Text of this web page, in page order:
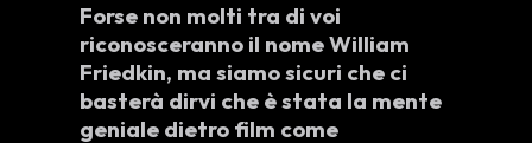
Forse non molti tra di voi
riconosceranno il nomeWilliam
Friedkin, ma siamo sicuri che ci
basterà dirvi che è stata la mente
geniale dietro film come